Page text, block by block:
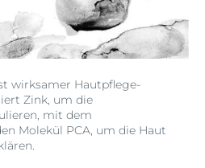
wirksamer Hautpflege-
Zink, um die
mit dem
Molekül PCA, um die Haut